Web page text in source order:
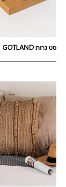
סט נרות GOTLAND